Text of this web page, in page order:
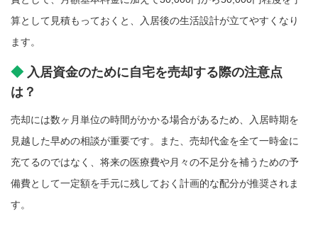
算として見積もっておくと、入居後の生活設計が立てやすくなり
ます。
入居資金のために自宅を売却する際の注意点
は？
売却には数ヶ月単位の時間がかかる場合があるため、入居時期を
見越した早めの相談が重要です。また、売却代金を全て一時金に
充てるのではなく、将来の医療費や月々の不足分を補うための予
備費として一定額を手元に残しておく計画的な配分が推奨されま
す。